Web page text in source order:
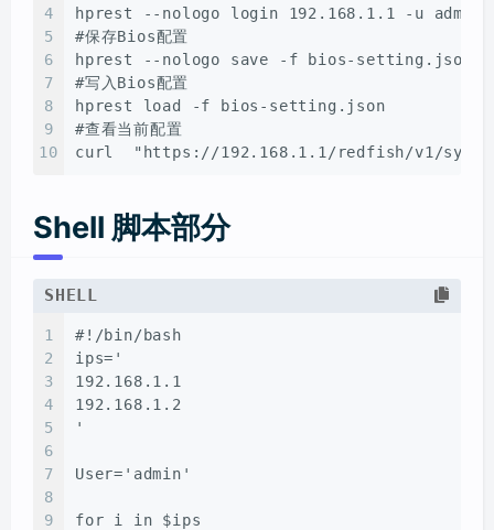
4
5
6
7
8
9
10
hprest --nologo login 192.168.1.1 -u admin -
#保存Bios配置
hprest --nologo save -f bios-setting.json
#写入Bios配置
hprest load -f bios-setting.json
#查看当前配置
curl  "https://192.168.1.1/redfish/v1/
Shell 脚本部分
SHELL
1
2
3
4
5
6
7
8
9
#!/bin/bash
ips='
192.168.1.1
192.168.1.2
'
User='admin'
for i in $ips